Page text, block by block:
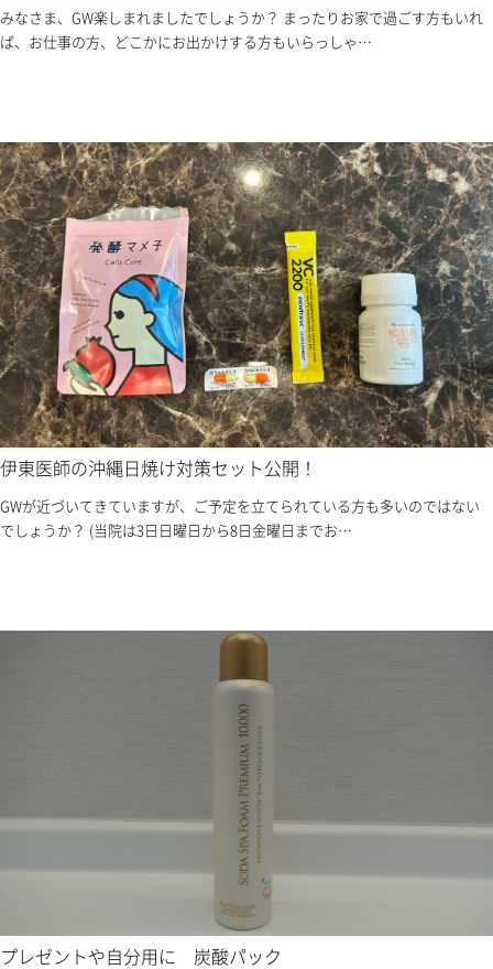
みなさま、GW楽しまれましたでしょうか？ まったりお家で過ごす方もいれ
ば、お仕事の方、どこかにお出かけする方もいらっしゃ…
伊東医師の沖縄日焼け対策セット公開！
GWが近づいてきていますが、ご予定を立てられている方も多いのではない
でしょうか？ (当院は3日日曜日から8日金曜日までお…
プレゼントや自分用に 炭酸パック